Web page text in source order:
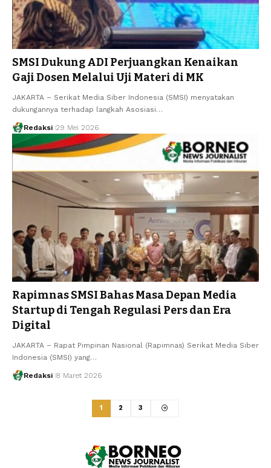
SMSI Dukung ADI Perjuangkan Kenaikan
Gaji Dosen Melalui Uji Materi di MK
JAKARTA – Serikat Media Siber Indonesia (SMSI) menyatakan
dukungannya terhadap langkah Asosiasi…
Redaksi 29 Mei 2026
Rapimnas SMSI Bahas Masa Depan Media
Startup di Tengah Regulasi Pers dan Era
Digital
JAKARTA – Rapat Pimpinan Nasional (Rapimnas) Serikat Media Siber
Indonesia (SMSI) yang…
Redaksi 8 Maret 2026
1 2 3